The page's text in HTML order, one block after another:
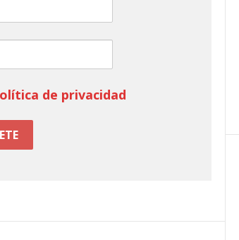
de privacidad